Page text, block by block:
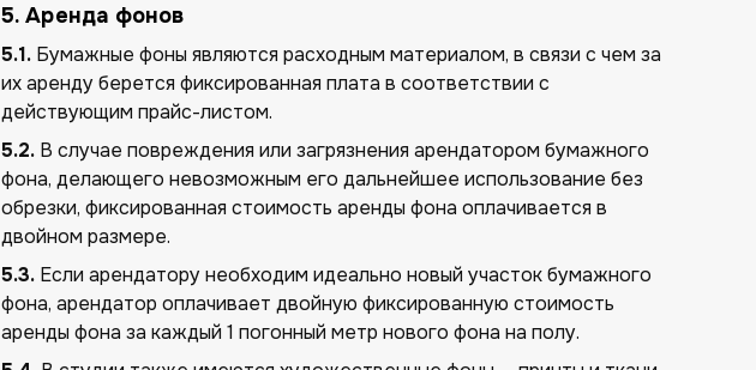
5. Аренда фонов
5.1. Бумажные фоны являются расходным материалом, в связи с чем за
их аренду берется фиксированная плата в соответствии с
действующим прайс-листом.
5.2. В случае повреждения или загрязнения арендатором бумажного
фона, делающего невозможным его дальнейшее использование без
обрезки, фиксированная стоимость аренды фона оплачивается в
двойном размере.
5.3. Если арендатору необходим идеально новый участок бумажного
фона, арендатор оплачивает двойную фиксированную стоимость
аренды фона за каждый 1 погонный метр нового фона на полу.